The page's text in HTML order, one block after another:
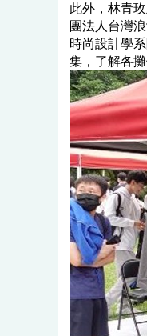
此外，林青
團法人台灣
時尚設計學
集，了解各